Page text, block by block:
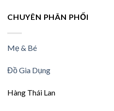
CHUYÊN PHÂN PHỐI
Mẹ & Bé
Đồ Gia Dụng
Hàng Thái Lan